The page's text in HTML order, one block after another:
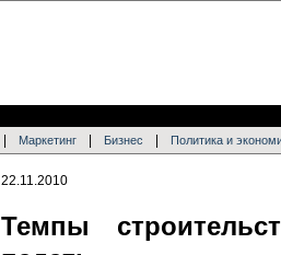
Маркетинг Бизнес Политика и
22.11.2010
Темпы